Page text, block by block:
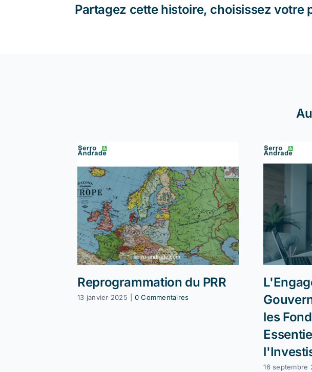
Partagez cette histoire, choisissez votre
Reprogrammation du PRR
13 janvier 2025 0 Commentaires
les
16 septembre